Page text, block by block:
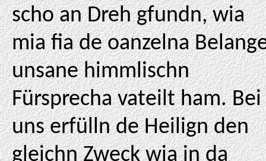
scho an Dreh gfundn, wia
mia fia de oanzelna
unsane himmlischn
Fürsprecha vateilt ham. Bei
uns erfülln de Heilign den
gleichn Zweck wia in da